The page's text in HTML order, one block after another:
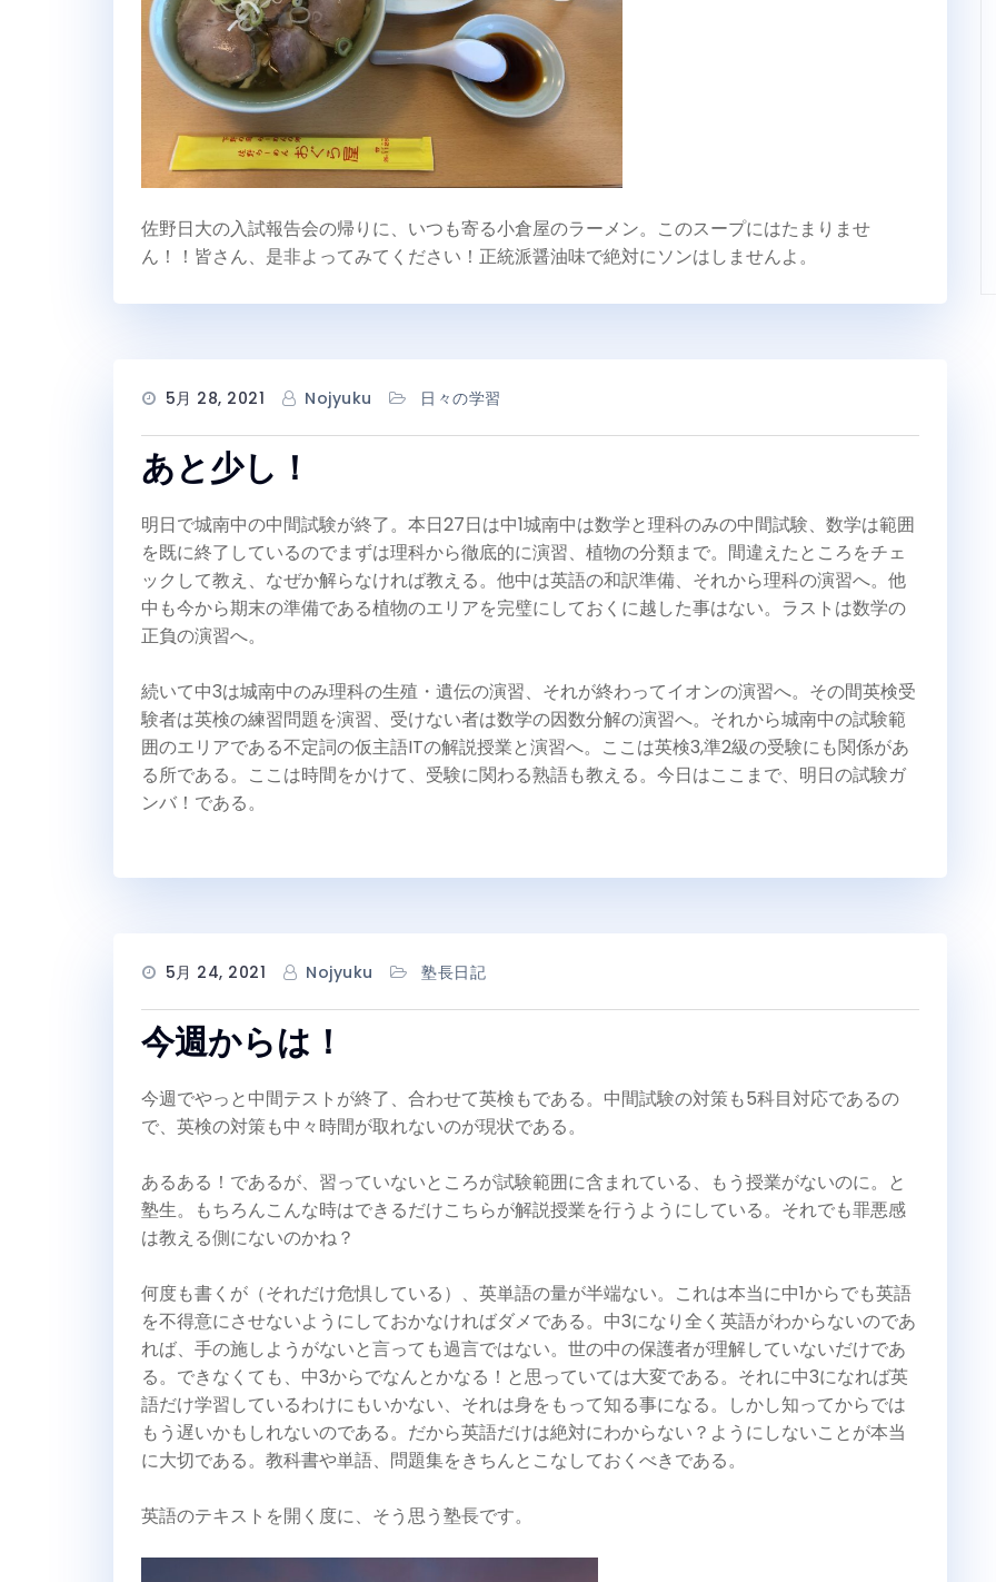
佐野日大の入試報告会の帰りに、いつも寄る小倉屋のラーメン。このスープにはたまりませ
ん！！皆さん、是非よってみてください！正統派醤油味で絶対にソンはしませんよ。
5月 28, 2021 Nojyuku 日々の学習
あと少し！
明日で城南中の中間試験が終了。本日27日は中1城南中は数学と理科のみの中間試験、数学は範囲
を既に終了しているのでまずは理科から徹底的に演習、植物の分類まで。間違えたところをチェ
ックして教え、なぜか解らなければ教える。他中は英語の和訳準備、それから理科の演習へ。他
中も今から期末の準備である植物のエリアを完璧にしておくに越した事はない。ラストは数学の
正負の演習へ。
続いて中3は城南中のみ理科の生殖・遺伝の演習、それが終わってイオンの演習へ。その間英検受
験者は英検の練習問題を演習、受けない者は数学の因数分解の演習へ。それから城南中の試験範
囲のエリアである不定詞の仮主語ITの解説授業と演習へ。ここは英検3,準2級の受験にも関係があ
る所である。ここは時間をかけて、受験に関わる熟語も教える。今日はここまで、明日の試験ガ
ンバ！である。
5月 24, 2021 Nojyuku 塾長日記
今週からは！
今週でやっと中間テストが終了、合わせて英検もである。中間試験の対策も5科目対応であるの
で、英検の対策も中々時間が取れないのが現状である。
あるある！であるが、習っていないところが試験範囲に含まれている、もう授業がないのに。と
塾生。もちろんこんな時はできるだけこちらが解説授業を行うようにしている。それでも罪悪感
は教える側にないのかね？
何度も書くが（それだけ危惧している）、英単語の量が半端ない。これは本当に中1からでも英語
を不得意にさせないようにしておかなければダメである。中3になり全く英語がわからないのであ
れば、手の施しようがないと言っても過言ではない。世の中の保護者が理解していないだけであ
る。できなくても、中3からでなんとかなる！と思っていては大変である。それに中3になれば英
語だけ学習しているわけにもいかない、それは身をもって知る事になる。しかし知ってからでは
もう遅いかもしれないのである。だから英語だけは絶対にわからない？ようにしないことが本当
に大切である。教科書や単語、問題集をきちんとこなしておくべきである。
英語のテキストを開く度に、そう思う塾長です。